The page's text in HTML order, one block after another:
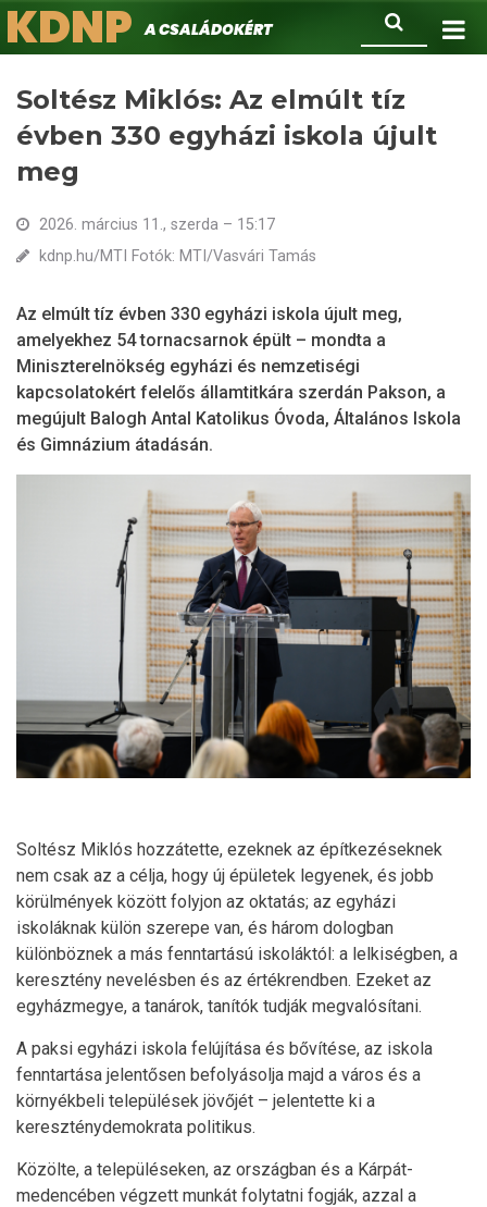
Ugrás
a
Keresés
KDNPA családokért.
Soltész Miklós: Az elmúlt tíz
évben 330 egyházi iskola újult
meg
2026. március 11., szerda – 15:17
kdnp.hu/MTI Fotók: MTI/Vasvári Tamás
Az elmúlt tíz évben 330 egyházi iskola újult meg,
amelyekhez 54 tornacsarnok épült – mondta a
Miniszterelnökség egyházi és nemzetiségi
kapcsolatokért felelős államtitkára szerdán Pakson, a
megújult Balogh Antal Katolikus Óvoda, Általános Iskola
és Gimnázium átadásán.
Soltész Miklós hozzátette, ezeknek az építkezéseknek
nem csak az a célja, hogy új épületek legyenek, és jobb
körülmények között folyjon az oktatás; az egyházi
iskoláknak külön szerepe van, és három dologban
különböznek a más fenntartású iskoláktól: a lelkiségben, a
keresztény nevelésben és az értékrendben. Ezeket az
egyházmegye, a tanárok, tanítók tudják megvalósítani.
A paksi egyházi iskola felújítása és bővítése, az iskola
fenntartása jelentősen befolyásolja majd a város és a
környékbeli települések jövőjét – jelentette ki a
kereszténydemokrata politikus.
Közölte, a településeken, az országban és a Kárpát-
medencében végzett munkát folytatni fogják, azzal a